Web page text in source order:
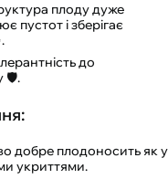
плоду дуже
пустот і зберігає
до
🛡️.
добре плодоносить як у
укриттями.